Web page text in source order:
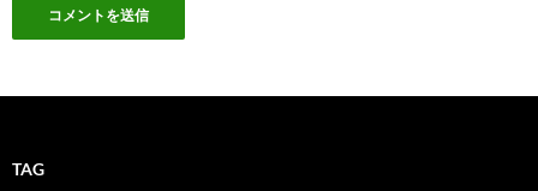
TAG